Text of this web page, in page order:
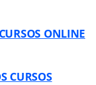
ONLINE
CURSOS